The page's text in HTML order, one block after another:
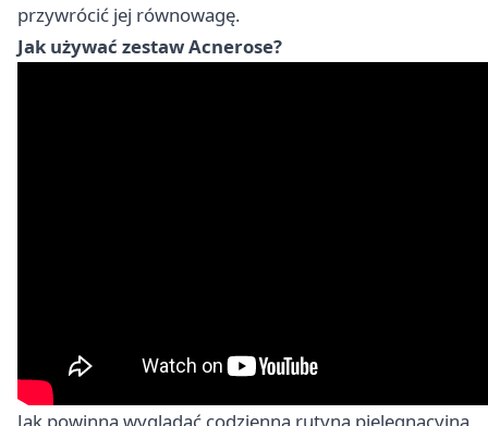
przywrócić jej równowagę.
Jak używać zestaw Acnerose?
Jak powinna wyglądać codzienna rutyna pielęgnacyjna